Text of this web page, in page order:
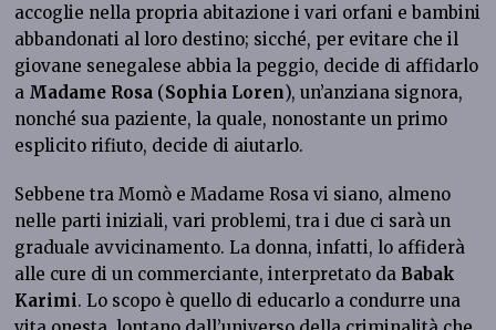
accoglie nella propria abitazione i vari orfani e bambini
abbandonati al loro destino; sicché, per evitare che il
giovane senegalese abbia la peggio, decide di affidarlo
a Madame Rosa (Sophia Loren), un’anziana signora,
nonché sua paziente, la quale, nonostante un primo
esplicito rifiuto, decide di aiutarlo.
Sebbene tra Momò e Madame Rosa vi siano, almeno
nelle parti iniziali, vari problemi, tra i due ci sarà un
graduale avvicinamento. La donna, infatti, lo affiderà
alle cure di un commerciante, interpretato da Babak
Karimi. Lo scopo è quello di educarlo a condurre una